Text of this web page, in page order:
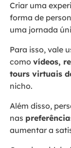
Criar uma
forma de
uma jornada
Para isso, vale
como vídeos,
tours virtuais
nicho.
Além disso,
nas
aumentar a